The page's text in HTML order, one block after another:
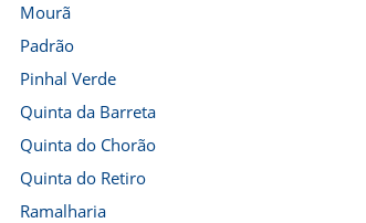
Mourã
Padrão
Pinhal Verde
Quinta da Barreta
Quinta do Chorão
Quinta do Retiro
Ramalharia